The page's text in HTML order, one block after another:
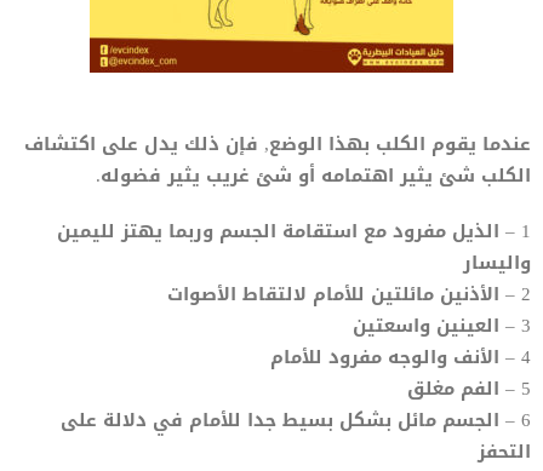
عندما يقوم الكلب بهذا الوضع, فإن ذلك يدل على اكتشاف
الكلب شئ يثير اهتمامه أو شئ غريب يثير فضوله.
1 – الذيل مفرود مع استقامة الجسم وربما يهتز لليمين
واليسار
2 – الأذنين مائلتين للأمام لالتقاط الأصوات
3 – العينين واسعتين
4 – الأنف والوجه مفرود للأمام
5 – الفم مغلق
6 – الجسم مائل بشكل بسيط جدا للأمام في دلالة على
التحفز